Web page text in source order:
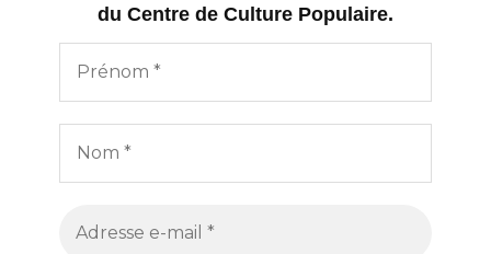
du Centre de Culture Populaire.